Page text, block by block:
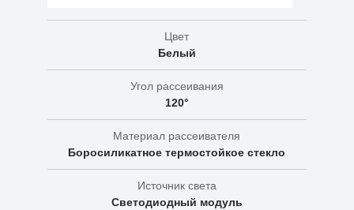
Цвет
Белый
Угол рассеивания
120°
Материал рассеивателя
Боросиликатное термостойкое стекло
Источник света
Светодиодный модуль